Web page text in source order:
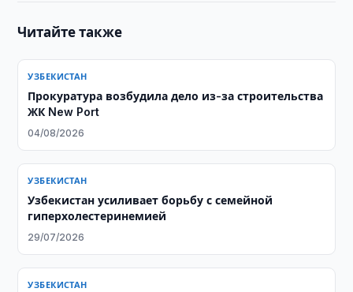
Читайте также
УЗБЕКИСТАН
Прокуратура возбудила дело из-за строительства
ЖК New Port
04/08/2026
УЗБЕКИСТАН
Узбекистан усиливает борьбу с семейной
гиперхолестеринемией
29/07/2026
УЗБЕКИСТАН